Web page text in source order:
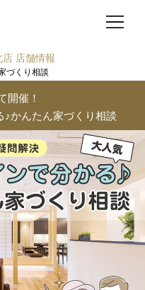
店 店舗情報
づくり相談
開催！
♪かんたん家づくり相談